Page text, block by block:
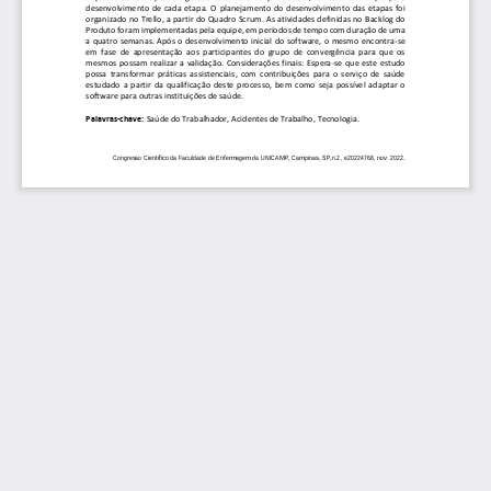
Congresso Científico da Faculdade de Enfermagem da UNICAMP, Campinas, SP,n.2, e20224768, nov. 2022.
desenvolvimento  de  cada  etapa.  O  planejamento  do  desenvolvimento  das  etapas  foi
organizado no Trello, a partir do Quadro Scrum. As atividades definidas no Backlog do
Produto foram implementadas pela equipe, em períodos de tempo com duração de uma
a quatro semanas. Após o desenvolvimento inicial do software, o mesmo encontra-se
em  fase  de  apresentação  aos  participantes  do  grupo  de  convergência  para  que  os
mesmos  possam  realizar  a  validação.  Considerações  finais:  Espera-se  que  este  estudo
possa  transformar  práticas  assistenciais,  com  contribuições  para  o  serviço  de  saúde
estudado  a  partir  da  qualificação  deste  processo,  bem  como  seja  possível  adaptar  o
software para outras instituições de saúde.
Palavras-chave: Saúde do Trabalhador, Acidentes de Trabalho, Tecnologia.